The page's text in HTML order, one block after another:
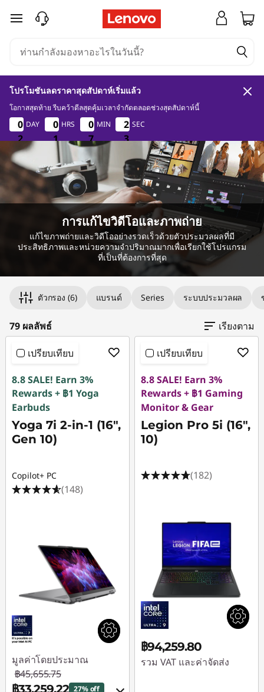
แ
ป
ท็
อ
ป
สำ
บ
ด
ต่
ภ
ข้ามไปที่เนื้อหาหลัก
โปรโมชันลดราคาสุดสัปดาห์เริ่มแล้ว
โอกาสสุดท้าย รีบคว้าดีลสุดคุ้มเวลาจำกัดตลอดช่วงสุดสัปดาห์นี้
0
2
0
2
0
2
0
2
DAY
0
1
0
1
0
1
0
1
HRS
0
7
0
7
0
7
0
7
MIN
2
1
2
1
2
1
2
1
SEC
การแก้ไขวิดีโอและภาพถ่าย
แก้ไขภาพถ่ายและวิดีโออย่างรวดเร็วด้วยตัวประมวลผลที่มี
ประสิทธิภาพและหน่วยความจำปริมาณมากเพื่อเรียกใช้โปรแกรม
ที่เป็นที่ต้องการที่สุด
ตัวกรอง (6) แบรนด์ Series ระบบประมวลผล
79 ผลลัพธ์ เรียงตาม
เปรียบเทียบ
8.8 SALE! Earn 3%
Rewards + ฿1 Yoga
Earbuds
Yoga 7i 2-in-1 (16",
Gen 10)
Copilot+ PC
(148)
มูลค่าโดยประมาณ
฿45,655.75
฿33,259.22 27% off
เปรียบเทียบ
8.8 SALE! Earn 3%
Rewards + ฿1 Gaming
Monitor & Gear
Legion Pro 5i (16",
10)
(182)
฿94,259.80
รวม VAT และค่าจัดส่ง